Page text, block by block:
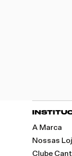
A Marca
Nossas
Clube